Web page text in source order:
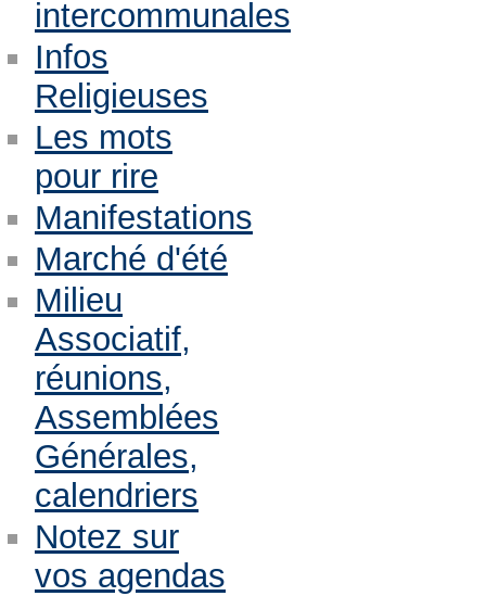
intercommunales
Infos
Religieuses
Les mots
pour rire
Manifestations
Marché d'été
Milieu
Associatif,
réunions,
Assemblées
Générales,
calendriers
Notez sur
vos agendas